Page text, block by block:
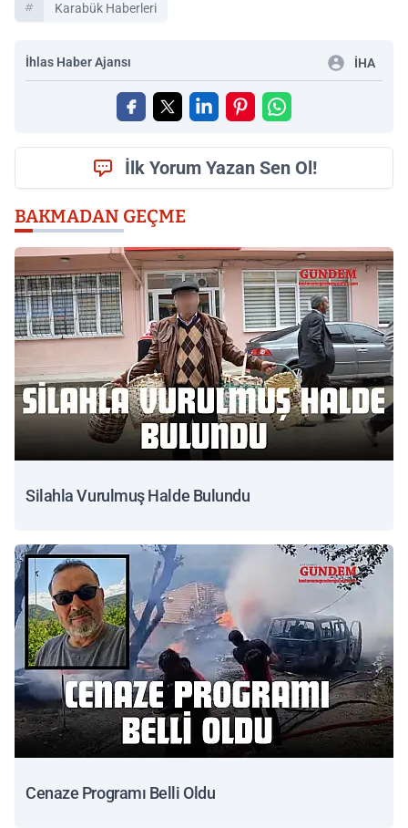
Karabük Haberleri
İhlas Haber Ajansı İHA
İlk Yorum Yazan Sen Ol!
BAKMADAN GEÇME
Silahla Vurulmuş Halde Bulundu
Cenaze Programı Belli Oldu